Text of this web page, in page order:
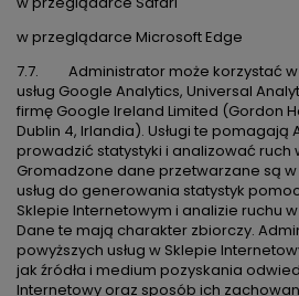
w przeglądarce Microsoft Edge
7.7. Administrator może korzystać w
usług Google Analytics, Universal
firmę Google Ireland Limited (Gordon
Dublin 4, Irlandia). Usługi te pomagają
prowadzić statystyki i analizować ruch
Gromadzone dane przetwarzane są
usług do generowania statystyk
Sklepie Internetowym i analizie ruchu
Dane te mają charakter zbiorczy.
powyższych usług w Sklepie
jak źródła i medium pozyskania
Internetowy oraz sposób ich